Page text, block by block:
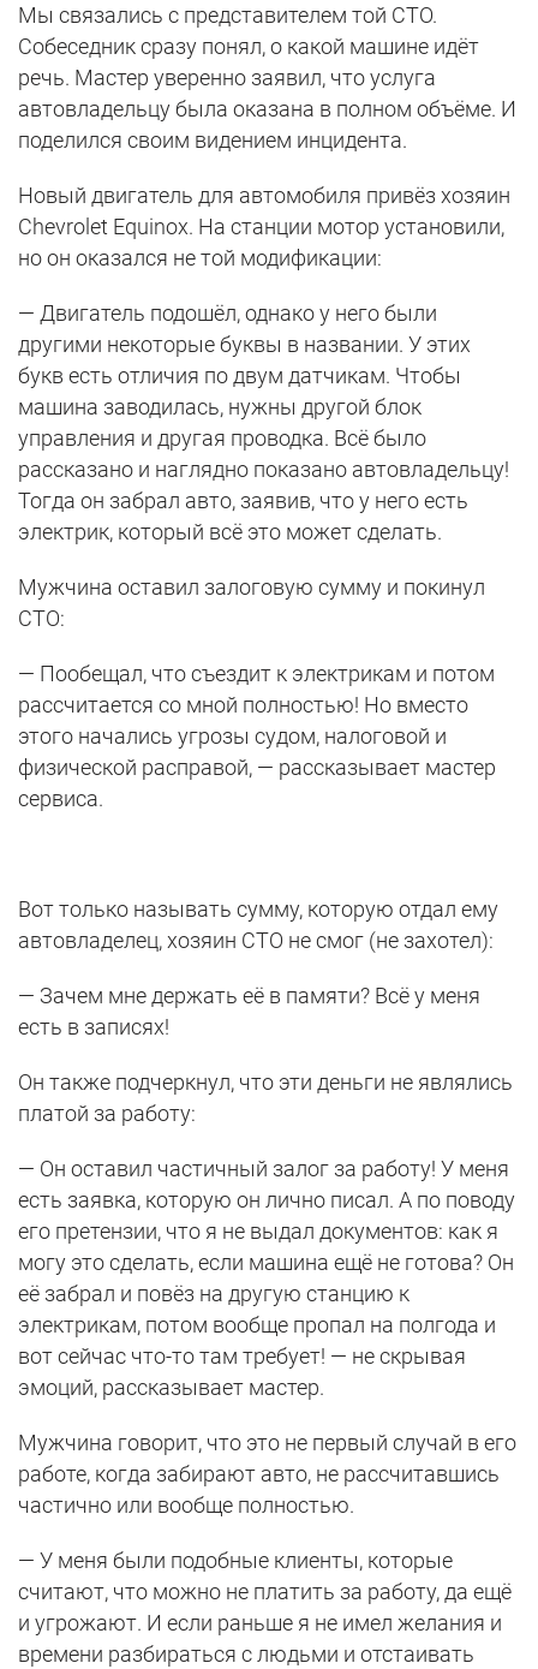
Мы связались с представителем той СТО.
Собеседник сразу понял, о какой машине идёт
речь. Мастер уверенно заявил, что услуга
автовладельцу была оказана в полном объёме. И
поделился своим видением инцидента.
Новый двигатель для автомобиля привёз хозяин
Chevrolet Equinox. На станции мотор установили,
но он оказался не той модификации:
— Двигатель подошёл, однако у него были
другими некоторые буквы в названии. У этих
букв есть отличия по двум датчикам. Чтобы
машина заводилась, нужны другой блок
управления и другая проводка. Всё было
рассказано и наглядно показано автовладельцу!
Тогда он забрал авто, заявив, что у него есть
электрик, который всё это может сделать.
Мужчина оставил залоговую сумму и покинул
СТО:
— Пообещал, что съездит к электрикам и потом
рассчитается со мной полностью! Но вместо
этого начались угрозы судом, налоговой и
физической расправой, — рассказывает мастер
сервиса.
Вот только называть сумму, которую отдал ему
автовладелец, хозяин СТО не смог (не захотел):
— Зачем мне держать её в памяти? Всё у меня
есть в записях!
Он также подчеркнул, что эти деньги не являлись
платой за работу:
— Он оставил частичный залог за работу! У меня
есть заявка, которую он лично писал. А по поводу
его претензии, что я не выдал документов: как я
могу это сделать, если машина ещё не готова? Он
её забрал и повёз на другую станцию к
электрикам, потом вообще пропал на полгода и
вот сейчас что-то там требует! — не скрывая
эмоций, рассказывает мастер.
Мужчина говорит, что это не первый случай в его
работе, когда забирают авто, не рассчитавшись
частично или вообще полностью.
— У меня были подобные клиенты, которые
считают, что можно не платить за работу, да ещё
и угрожают. И если раньше я не имел желания и
времени разбираться с людьми и отстаивать